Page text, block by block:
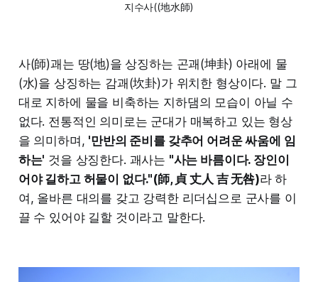
지수사((地水師)
사(師)괘는 땅(地)을 상징하는 곤괘(坤卦) 아래에 물
(水)을 상징하는 감괘(坎卦)가 위치한 형상이다. 말 그
대로 지하에 물을 비축하는 지하댐의 모습이 아닐 수
없다. 전통적인 의미로는 군대가 매복하고 있는 형상
을 의미하며, '만반의 준비를 갖추어 어려운 싸움에 임
하는' 것을 상징한다. 괘사는 "사는 바름이다. 장인이
어야 길하고 허물이 없다."(師, 貞 丈人 吉 无咎)라 하
여, 올바른 대의를 갖고 강력한 리더십으로 군사를 이
끌 수 있어야 길할 것이라고 말한다.